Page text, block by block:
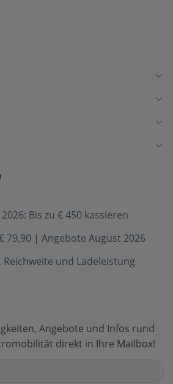
Bis zu € 450 kassieren
79,90 | Angebote August 2026
Reichweite und Ladeleistung
Angebote und Infos rund
direkt in Ihre Mailbox!